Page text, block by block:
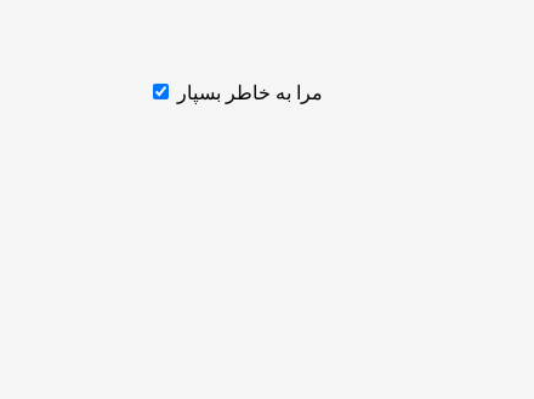
مرا به خاطر بسپار